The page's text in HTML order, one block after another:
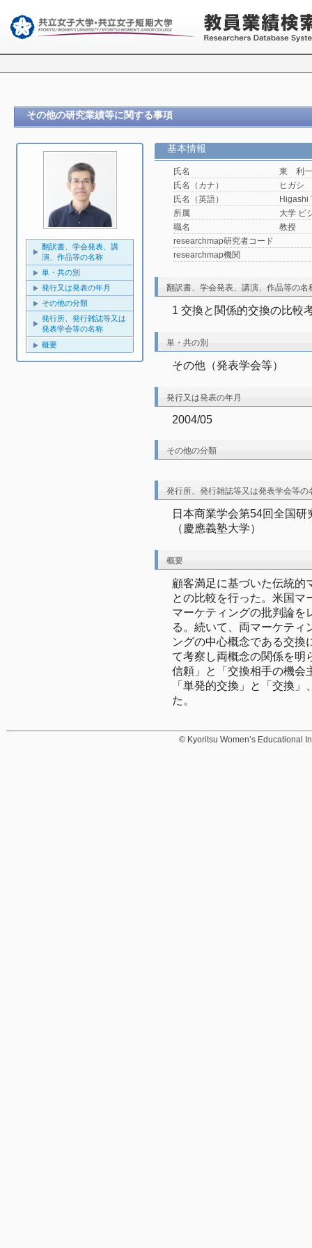
その他の研究業績等に関する事項
翻訳書、学会発表、講
演、作品等の名称
単・共の別
発行又は発表の年月
その他の分類
発行所、発行雑誌等又は
発表学会等の名称
概要
基本情報
氏名
東 利一
氏名（カナ）
ヒガシ
氏名（英語）
Higashi
所属
大学 ビ
職名
教授
researchmap研究者コード
researchmap機関
翻訳書、学会発表、講演、作品等の名
1 交換と関係的交換の比較
単・共の別
その他（発表学会等）
発行又は発表の年月
2004/05
その他の分類
発行所、発行雑誌等又は発表学会等の
日本商業学会第54回全国研
（慶應義塾大学）
概要
顧客満足に基づいた伝統的
との比較を行った。米国マ
マーケティングの批判論を
る。続いて、両マーケティ
ングの中心概念である交換
て考察し両概念の関係を明
信頼」と「交換相手の機会
「単発的交換」と「交換
た。